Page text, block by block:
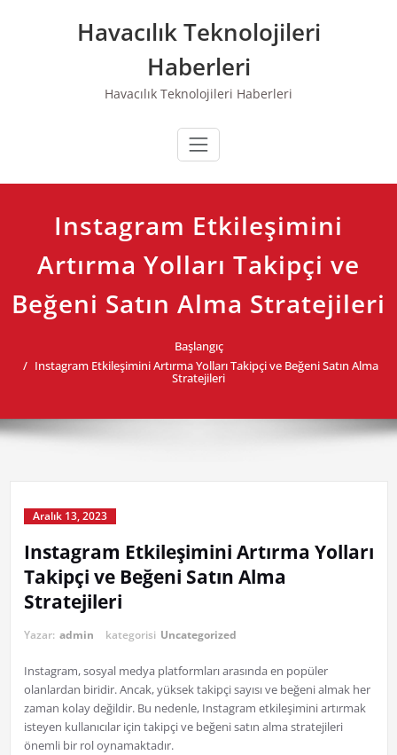
Havacılık Teknolojileri
Haberleri
Havacılık Teknolojileri Haberleri
Instagram Etkileşimini
Artırma Yolları Takipçi ve
Beğeni Satın Alma Stratejileri
Başlangıç
Instagram Etkileşimini Artırma Yolları Takipçi ve Beğeni Satın Alma
Stratejileri
Aralık 13, 2023
Instagram Etkileşimini Artırma Yolları
Takipçi ve Beğeni Satın Alma
Stratejileri
Yazar: admin kategorisi Uncategorized
Instagram, sosyal medya platformları arasında en popüler
olanlardan biridir. Ancak, yüksek takipçi sayısı ve beğeni almak her
zaman kolay değildir. Bu nedenle, Instagram etkileşimini artırmak
isteyen kullanıcılar için takipçi ve beğeni satın alma stratejileri
önemli bir rol oynamaktadır.